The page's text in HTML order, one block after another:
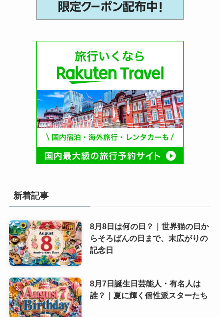
新着記事
8月8日は何の日？｜世界猫の日か
らそろばんの日まで、末広がりの
記念日
8月7日誕生日芸能人・有名人は
誰？｜夏に輝く個性派スターたち